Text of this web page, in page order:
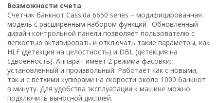
Возможности счета
Счетчик банкнот Cassida 6650 series – модифицированная
модель с расширенным набором функций. Обновленный
дизайн контрольной панели позволяет пользователю с
легкостью активировать и отключать такие параметры, как
HLF (детекция на целостность) и DBL (детекция на
сдвоенность). Аппарат имеет 2 режима фасовки:
установленный и произвольный. Работает как с новыми,
так и с ветхими купюрами на скорости около 1000 банкнот
в минуту. Для удобства эксплуатации к машине можно
подключить выносной дисплей.